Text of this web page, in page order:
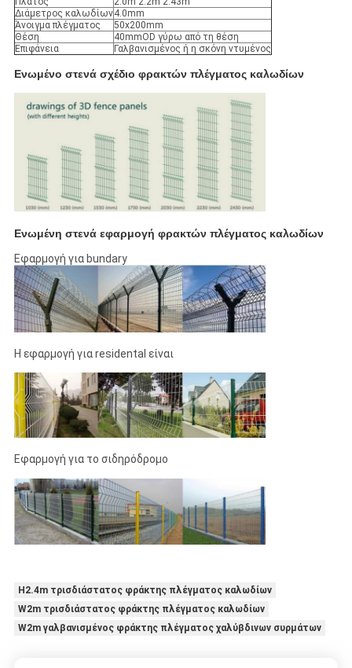
Διάμετρος καλωδίων4.0mm
Άνοιγμα πλέγματος
50x200mm
Θέση
40mmOD γύρω από τη θέση
Επιφάνεια
Γαλβανισμένος ή η σκόνη ντυμένος
Ενωμένο στενά σχέδιο φρακτών πλέγματος καλωδίων
Ενωμένη στενά εφαρμογή φρακτών πλέγματος καλωδίων
Εφαρμογή για bundary
Η εφαρμογή για residental είναι
Εφαρμογή για το σιδηρόδρομο
H2.4m τρισδιάστατος φράκτης πλέγματος καλωδίων
W2m τρισδιάστατος φράκτης πλέγματος καλωδίων
W2m γαλβανισμένος φράκτης πλέγματος χαλύβδινων συρμάτων